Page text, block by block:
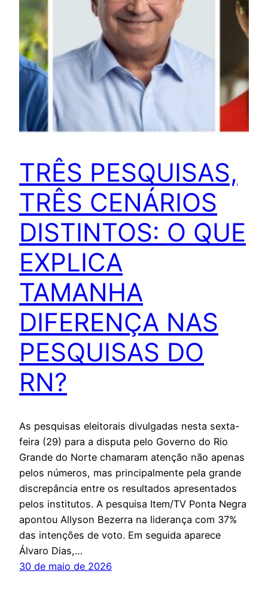
TRÊS PESQUISAS,
TRÊS CENÁRIOS
DISTINTOS: O QUE
EXPLICA
TAMANHA
DIFERENÇA NAS
PESQUISAS DO
RN?
As pesquisas eleitorais divulgadas nesta sexta-
feira (29) para a disputa pelo Governo do Rio
Grande do Norte chamaram atenção não apenas
pelos números, mas principalmente pela grande
discrepância entre os resultados apresentados
pelos institutos. A pesquisa Item/TV Ponta Negra
apontou Allyson Bezerra na liderança com 37%
das intenções de voto. Em seguida aparece
Álvaro Dias,…
30 de maio de 2026